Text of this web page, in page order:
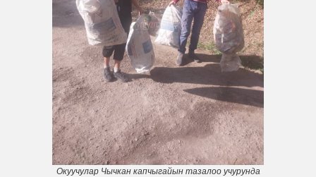
Окуучулар Чычкан капчыгайын тазалоо учурунда